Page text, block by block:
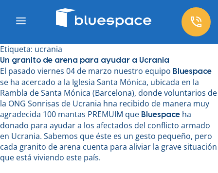
Etiqueta: ucrania
Un granito de arena para ayudar a Ucrania
El pasado viernes 04 de marzo nuestro equipo Bluespace
se ha acercado a la Iglesia Santa Mónica, ubicada en la
Rambla de Santa Mónica (Barcelona), donde voluntarios de
la ONG Sonrisas de Ucrania hna recibido de manera muy
agradecida 100 mantas PREMUIM que Bluespace ha
donado para ayudar a los afectados del conflicto armado
en Ucrania. Sabemos que éste es un gesto pequeño, pero
cada granito de arena cuenta para aliviar la grave situación
que está viviendo este país.